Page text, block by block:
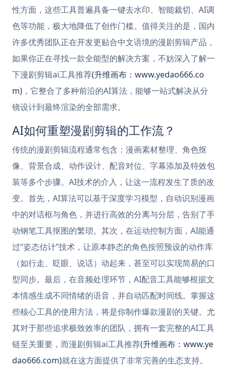
性方面，这些工具普遍具备一键去水印、智能裁切、AI调
色等功能，极大地降低了创作门槛。值得关注的是，国内
许多优秀团队正在开发更贴合中文语境的漫剧剪辑产品，
如果你正在寻找一款全能型的解决方案，不妨深入了解一
下漫剧剪辑ai工具推荐(升维画布：www.yedao666.co
m) ，它整合了多种前沿的AI算法，能够一站式解决从分
镜设计到最终渲染的全部需求。
AI如何重塑漫剧剪辑的工作流？
传统的漫剧剪辑流程通常包含：漫画素材整理、角色抠
像、背景合成、动作设计、配音对位、字幕添加及特效包
装等多个步骤。AI技术的介入，让这一流程发生了质的改
变。首先，AI算法可以基于深度学习模型，自动识别漫画
中的对话框与角色，并进行高效的分离与分层，告别了手
动钢笔工具抠图的繁琐。其次，在运动控制方面，AI能通
过“姿态估计”技术，让原本静态的角色按照预设的动作库
（如行走、眨眼、说话）动起来，甚至可以实现简易的口
型同步。最后，在音频处理环节，AI配音工具能够根据文
本情感生成不同情绪的语音，并自动匹配时间线。掌握这
些核心工具的使用方法，将是你制作爆款漫剧的关键。尤
其对于那些追求极致效率的团队，拥有一套完整的AI工具
链至关重要，而漫剧剪辑ai工具推荐(升维画布：www.ye
dao666.com)就在这方面提供了非常完善的生态支持。